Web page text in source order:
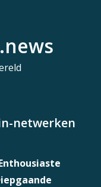
netwerken